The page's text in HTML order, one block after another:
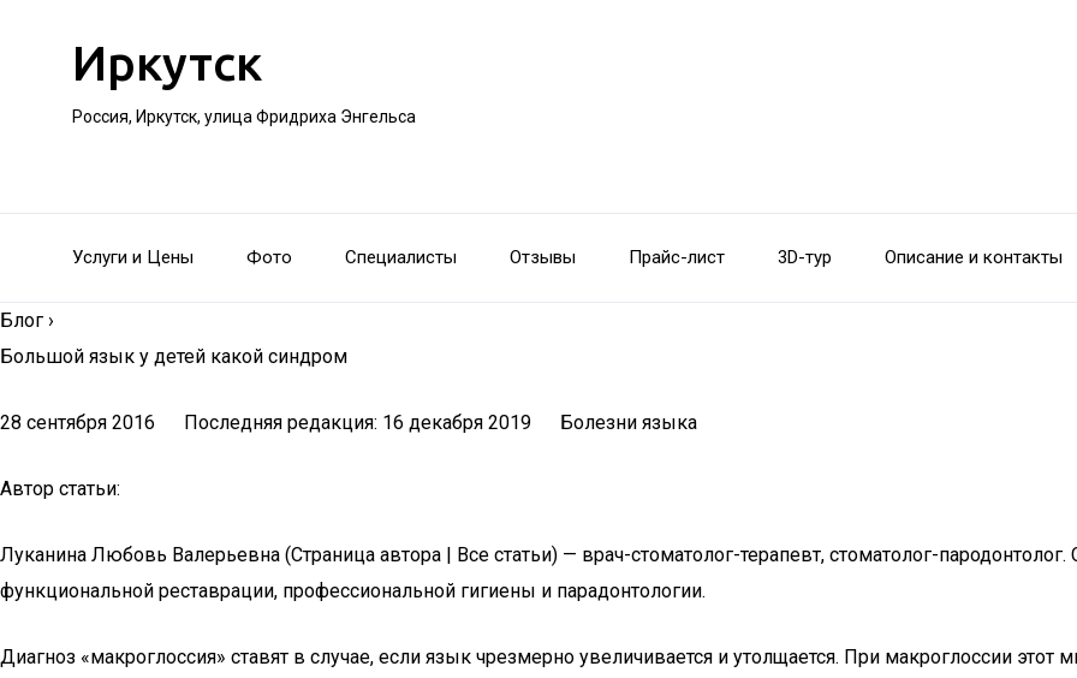
Иркутск
Россия, Иркутск, улица Фридриха Энгельса
Услуги и Цены Фото Специалисты Отзывы Прайс-лист 3D-тур Описание и контакты
Блог ›
Большой язык у детей какой синдром
28 сентября 2016 Последняя редакция: 16 декабря 2019 Болезни языка
Автор статьи:
Луканина Любовь Валерьевна (Страница автора | Все статьи) — врач-стоматолог-терапевт, стоматолог-пародонтолог.
функциональной реставрации, профессиональной гигиены и парадонтологии.
Диагноз «макроглоссия» ставят в случае, если язык чрезмерно увеличивается и утолщается. При макроглоссии